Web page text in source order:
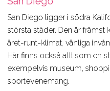
San Diego ligger i södra
största städer. Den är
året-runt-klimat, vänliga
Här finns också allt som en
exempelvis museum,
sportevenemang.